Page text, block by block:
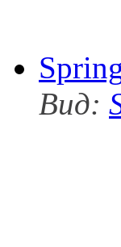
Вид: